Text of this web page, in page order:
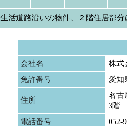
生活道路沿いの物件、２階住居部
会社名
株式
免許番号
愛知
住所
名古
3階
電話番号
052-